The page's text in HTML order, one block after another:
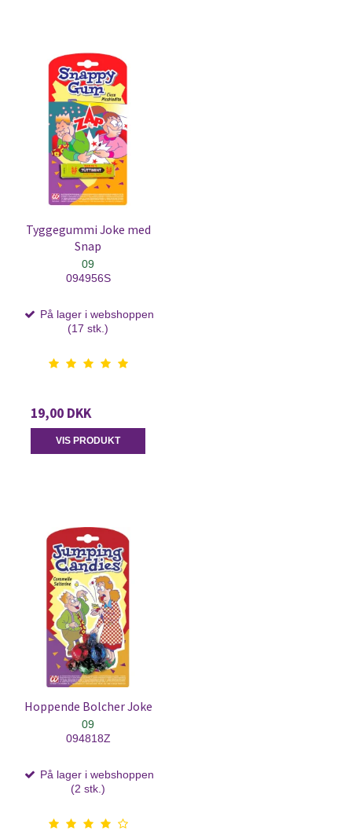
Tyggegummi Joke med
Snap
09
094956S
På lager i webshoppen
(17 stk.)
19,00 DKK
VIS PRODUKT
Hoppende Bolcher Joke
09
094818Z
På lager i webshoppen
(2 stk.)